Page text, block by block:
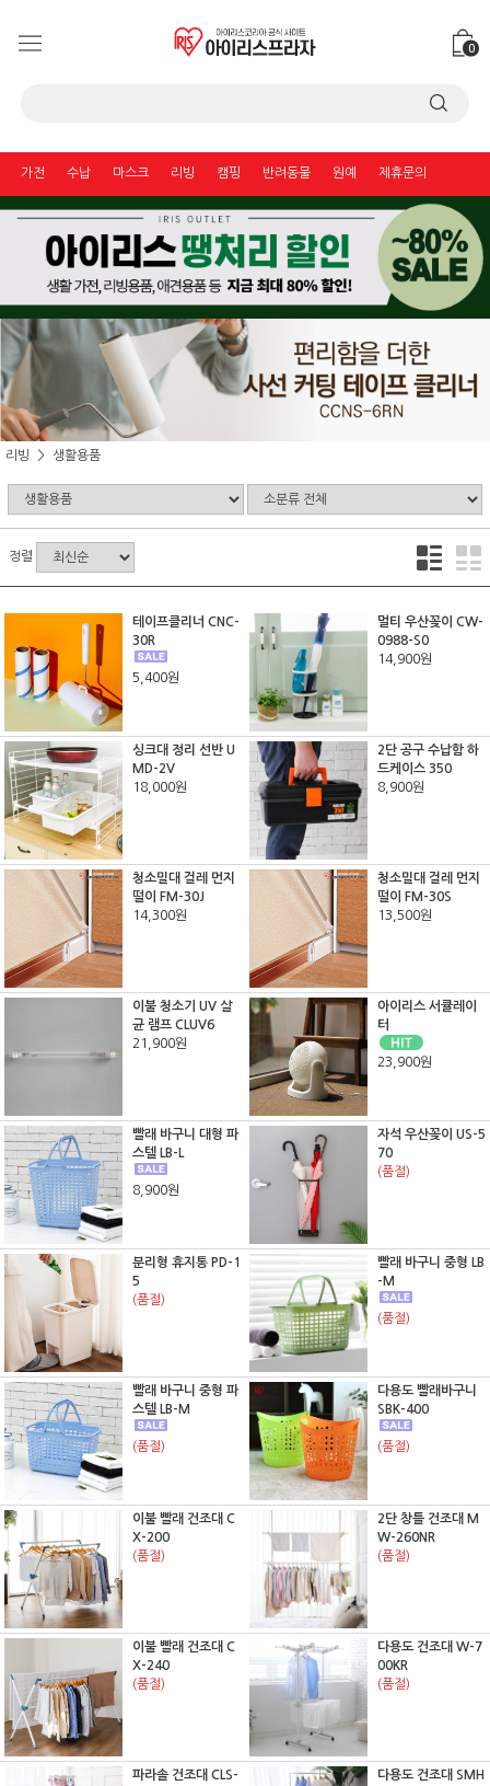
0
가전 수납 마스크 리빙 캠핑 반려동물 원예 제휴문의
리빙 생활용품
정렬
테이프클리너 CNC-
30R
5,400원
멀티 우산꽂이 CW-
0988-S0
14,900원
싱크대 정리 선반 U
MD-2V
18,000원
2단 공구 수납함 하
드케이스 350
8,900원
청소밀대 걸레 먼지
떨이 FM-30J
14,300원
청소밀대 걸레 먼지
떨이 FM-30S
13,500원
이불 청소기 UV 살
균 램프 CLUV6
21,900원
아이리스 서큘레이
터
23,900원
빨래 바구니 대형 파
스텔 LB-L
8,900원
자석 우산꽂이 US-5
70
(품절)
분리형 휴지통 PD-1
5
(품절)
빨래 바구니 중형 LB
-M
(품절)
빨래 바구니 중형 파
스텔 LB-M
(품절)
다용도 빨래바구니
SBK-400
(품절)
이불 빨래 건조대 C
X-200
(품절)
2단 창틀 건조대 M
W-260NR
(품절)
이불 빨래 건조대 C
X-240
(품절)
다용도 건조대 W-7
00KR
(품절)
파라솔 건조대 CLS-
다용도 건조대 SMH